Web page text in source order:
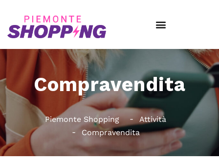
Compravendita
Piemonte Shopping
Attività
Compravendita